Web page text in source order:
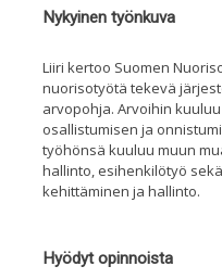
Nykyinen työnkuva
Liiri kertoo Suomen
nuorisotyötä tekevä
arvopohja. Arvoihin kuuluu
osallistumisen ja
työhönsä kuuluu muun
hallinto, esihenkilötyö sekä
kehittäminen ja hallinto.
Hyödyt opinnoista